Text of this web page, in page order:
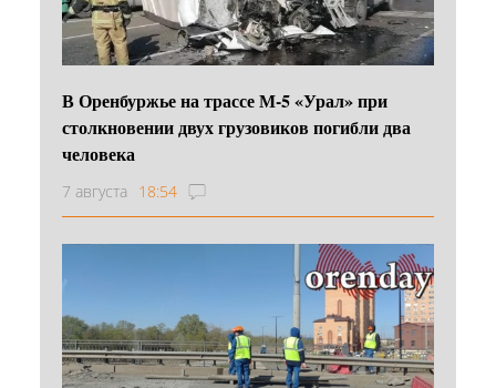
В Оренбуржье на трассе М-5 «Урал» при
столкновении двух грузовиков погибли два
человека
7 августа 18:54